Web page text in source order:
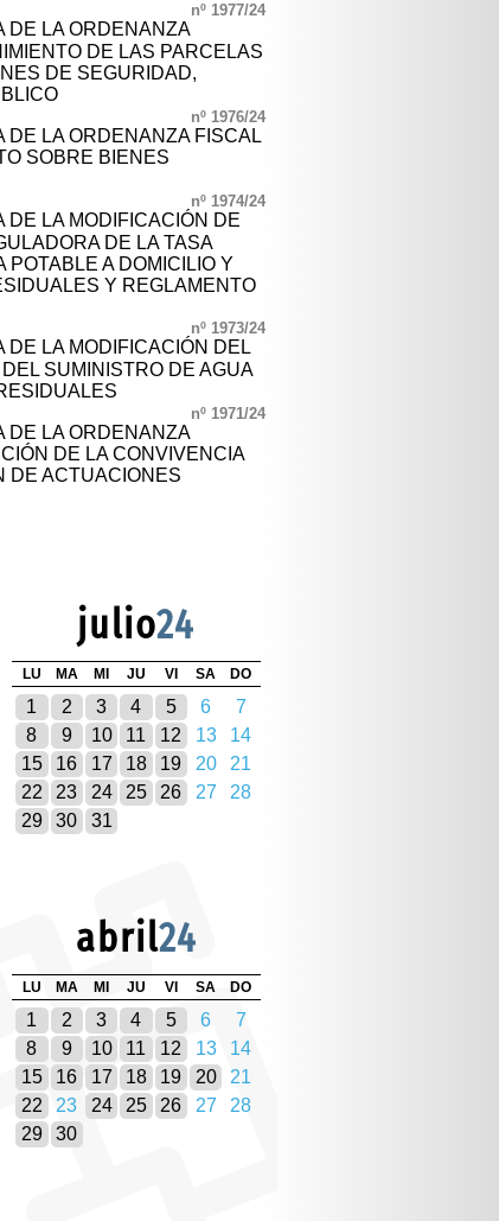
nº 1977/24
DE LA ORDENANZA
DE LAS PARCELAS
DE SEGURIDAD,
nº 1976/24
DE LA ORDENANZA FISCAL
SOBRE BIENES
nº 1974/24
DE LA MODIFICACIÓN DE
DE LA TASA
POTABLE A DOMICILIO Y
Y REGLAMENTO
nº 1973/24
LA MODIFICACIÓN DEL
SUMINISTRO DE AGUA
nº 1971/24
DE LA ORDENANZA
DE LA CONVIVENCIA
DE ACTUACIONES
julio24
LU MA MI JU VI SA DO
1 2 3 4 5 6
7
8
9 10 11 12 13
14
15
16 17 18 19 20
21
22
23 24 25 26 27
28
29
30 31
abril24
LU MA MI JU VI SA DO
1 2 3 4 5 6
7
8
9 10 11 12 13
14
15
16 17 18 19 20
21
22
23 24 25 26 27
28
29
30